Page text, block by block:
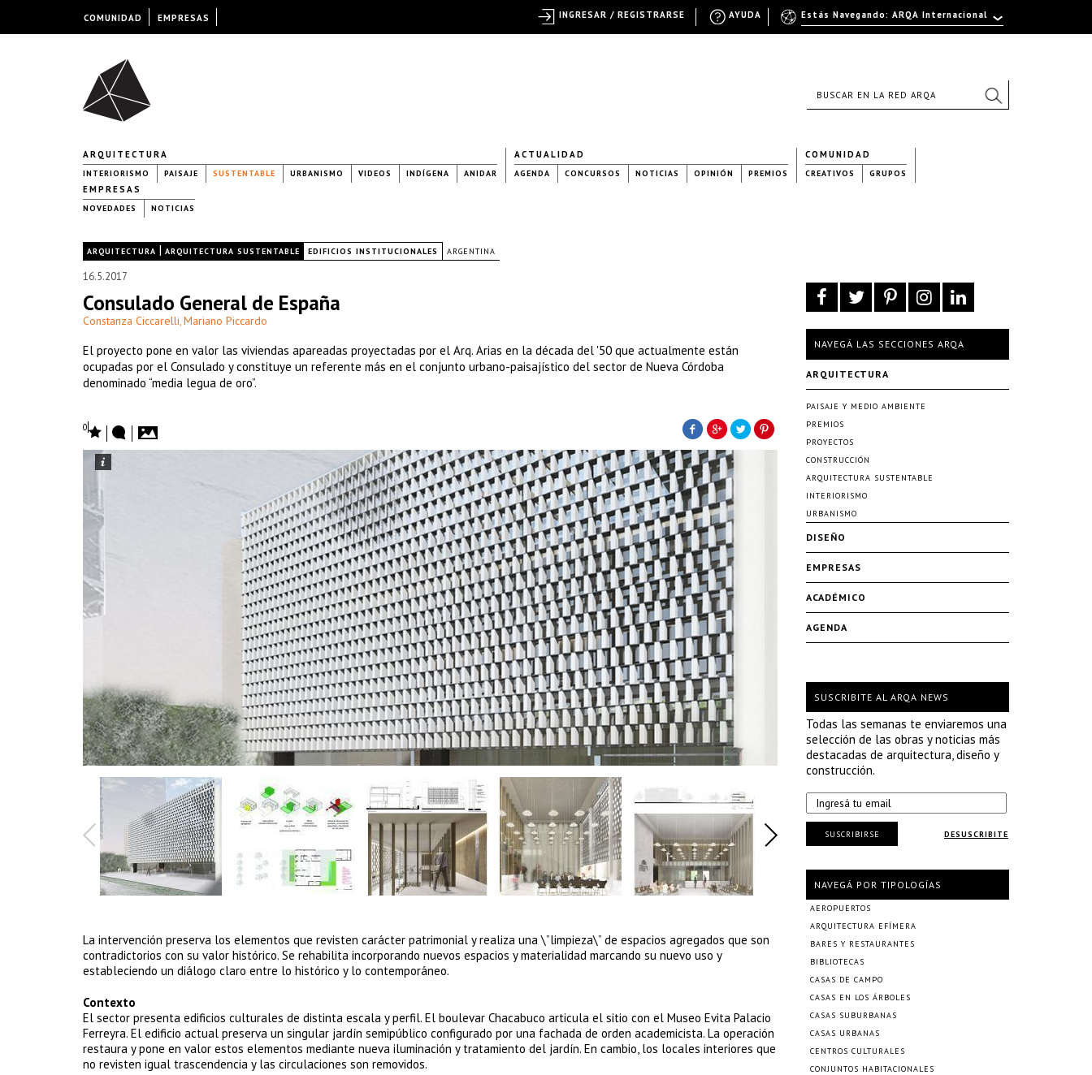
ARQUITECTURA
INTERIORISMO PAISAJE SUSTENTABLE URBANISMO VIDEOS INDÍGENA ANIDAR
ACTUALIDAD
AGENDA CONCURSOS NOTICIAS OPINIÓN PREMIOS
COMUNIDAD
CREATIVOS GRUPOS
EMPRESAS
NOVEDADES NOTICIAS
ARQUITECTURA | ARQUITECTURA SUSTENTABLE EDIFICIOS INSTITUCIONALES ARGENTINA
16.5.2017
Consulado General de España
Constanza Ciccarelli, Mariano Piccardo
El proyecto pone en valor las viviendas apareadas proyectadas por el Arq. Arias en la década del '50 que actualmente están
ocupadas por el Consulado y constituye un referente más en el conjunto urbano-paisajístico del sector de Nueva Córdoba
denominado “media legua de oro”.
0
La intervención preserva los elementos que revisten carácter patrimonial y realiza una \”limpieza\” de espacios agregados que son
contradictorios con su valor histórico. Se rehabilita incorporando nuevos espacios y materialidad marcando su nuevo uso y
estableciendo un diálogo claro entre lo histórico y lo contemporáneo.
Contexto
El sector presenta edificios culturales de distinta escala y perfil. El boulevar Chacabuco articula el sitio con el Museo Evita Palacio
Ferreyra. El edificio actual preserva un singular jardín semipúblico configurado por una fachada de orden academicista. La operación
restaura y pone en valor estos elementos mediante nueva iluminación y tratamiento del jardín. En cambio, los locales interiores que
no revisten igual trascendencia y las circulaciones son removidos.
NAVEGÁ LAS SECCIONES ARQA
ARQUITECTURA
PAISAJE Y MEDIO AMBIENTE
PREMIOS
PROYECTOS
CONSTRUCCIÓN
ARQUITECTURA SUSTENTABLE
INTERIORISMO
URBANISMO
DISEÑO
EMPRESAS
ACADÉMICO
AGENDA
SUSCRIBITE AL ARQA NEWS
Todas las semanas te enviaremos una
selección de las obras y noticias más
destacadas de arquitectura, diseño y
construcción.
DESUSCRIBITE
SUSCRIBIRSE
NAVEGÁ POR TIPOLOGÍAS
AEROPUERTOS
ARQUITECTURA EFÍMERA
BARES Y RESTAURANTES
BIBLIOTECAS
CASAS DE CAMPO
CASAS EN LOS ÁRBOLES
CASAS SUBURBANAS
CASAS URBANAS
CENTROS CULTURALES
CONJUNTOS HABITACIONALES
COMUNIDAD EMPRESAS Estás Navegando: ARQA Internacional
AYUDA
INGRESAR / REGISTRARSE